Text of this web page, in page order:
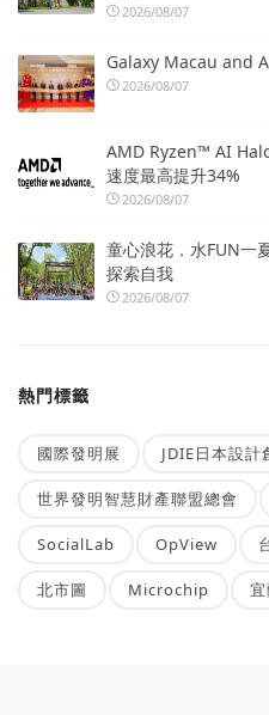
2026/08/07
Galaxy Macau and
2026/08/07
AMD Ryzen™ AI
速度最高提升34%
2026/08/07
童心浪花．水FUN一
探索自我
2026/08/07
熱門標籤
國際發明展 JDIE日本設計
世界發明智慧財產聯盟總會
SocialLab OpView
北市圖 Microchip